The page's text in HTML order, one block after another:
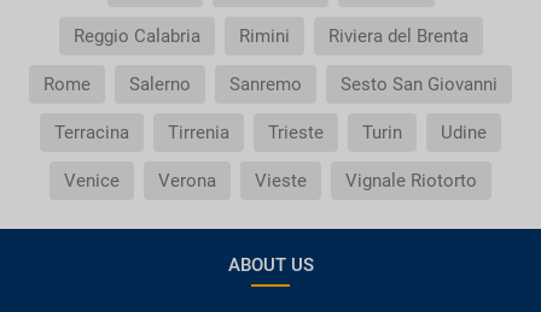
Reggio Calabria Rimini Riviera del Brenta
Rome Salerno Sanremo Sesto San Giovanni
Terracina Tirrenia Trieste Turin Udine
Venice Verona Vieste Vignale Riotorto
ABOUT US